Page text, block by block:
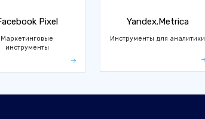
Pixel
Маркетинговые
инструменты
Yandex.Metrica
Инструменты для аналитики